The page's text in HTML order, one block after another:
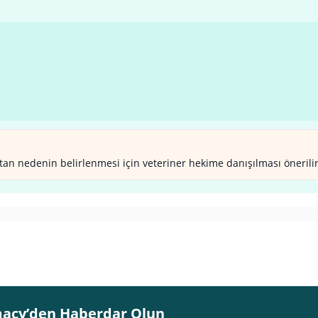
nedenin belirlenmesi için veteriner hekime danışılması
Haberdar Olun